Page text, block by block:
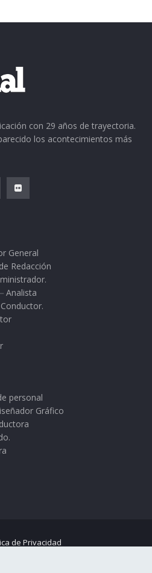
con 29 años de trayectoria.
los acontecimientos más
General
Redacción
Analista
personal
Gráfico
de Privacidad